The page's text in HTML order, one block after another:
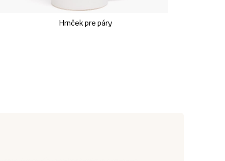
Hrnček pre páry